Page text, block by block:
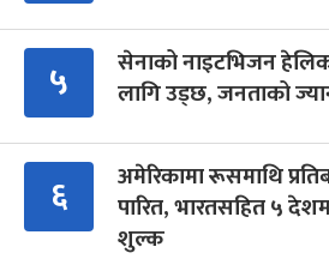
५
सेनाको नाइटभिजन
लागि उड्छ, जनताको
६
अमेरिकामा रूसमाथि
पारित, भारतसहित ५
शुल्क